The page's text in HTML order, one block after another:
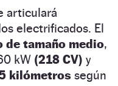
articulará
electrificados. El
de tamaño medio,
kW (218 CV) y
kilómetros según